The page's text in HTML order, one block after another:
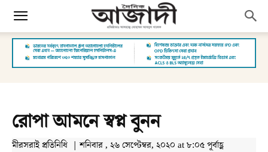
রোপা আমনে স্বপ্ন বুনন
মীরসরাই প্রতিনিধি | শনিবার , ২৬ সেপ্টেম্বর, ২০২০ at ৮:০৫ পূর্বাহ্ণ